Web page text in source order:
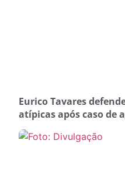
Eurico Tavares
atípicas após caso de